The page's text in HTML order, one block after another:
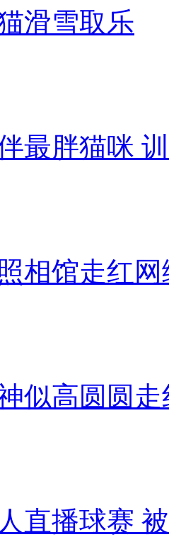
滑雪取乐
最胖猫咪
相馆走红网
似高圆圆走
直播球赛